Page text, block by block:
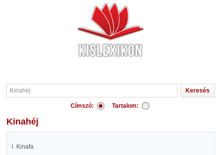
Címszó: Tartalom:
Kinahéj
l. Kinafa.